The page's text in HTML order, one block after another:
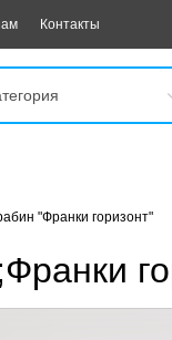
Контакты
"Франки горизонт"